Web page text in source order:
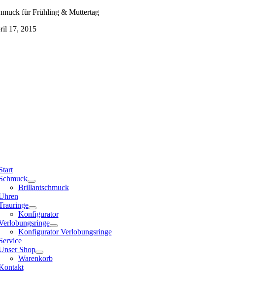
für Frühling & Muttertag
17, 2015
Brillantschmuck
Konfigurator
Konfigurator Verlobungsringe
Shop
Warenkorb